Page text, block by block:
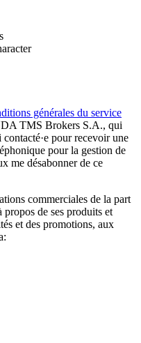
générales du service
TMS Brokers S.A., qui
pour recevoir une
pour la gestion de
me désabonner de ce
commerciales de la part
de ses produits et
et des promotions, aux